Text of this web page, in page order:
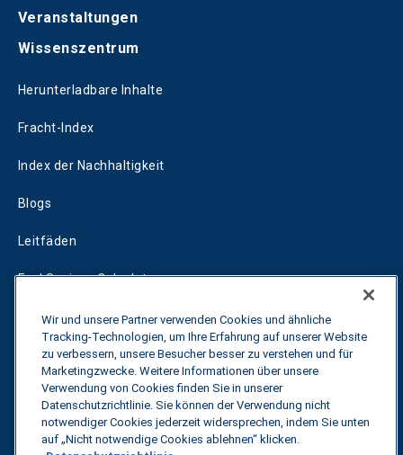
Veranstaltungen
Wissenszentrum
Herunterladbare Inhalte
Fracht-Index
Index der Nachhaltigkeit
Blogs
Leitfäden
Fuel Savings Calculator
Rechner für die Transportoptimierung
Tarif-Tracker
Kontakt
Wir und unsere Partner verwenden Cookies und ähnliche
Tracking-Technologien, um Ihre Erfahrung auf unserer Website
zu verbessern, unsere Besucher besser zu verstehen und für
Marketingzwecke. Weitere Informationen über unsere
Verwendung von Cookies finden Sie in unserer
Datenschutzrichtlinie. Sie können der Verwendung nicht
notwendiger Cookies jederzeit widersprechen, indem Sie unten
auf „Nicht notwendige Cookies ablehnen“ klicken.